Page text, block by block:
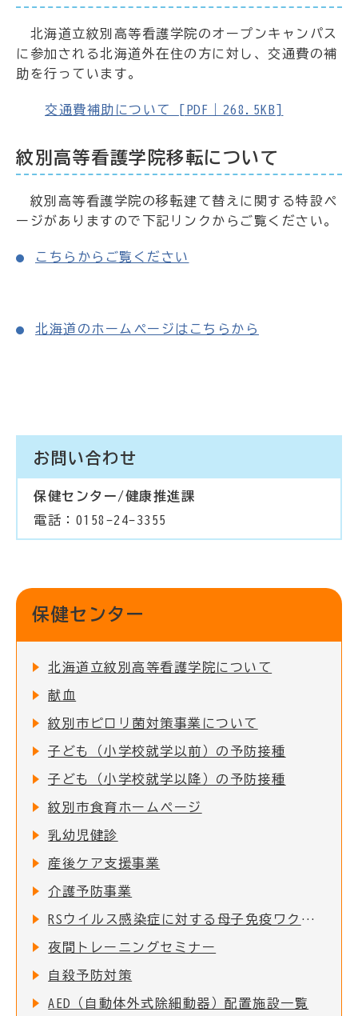
北海道立紋別高等看護学院のオープンキャンパス
に参加される北海道外在住の方に対し、交通費の補
助を行っています。
交通費補助について [PDF｜268.5KB]
紋別高等看護学院移転について
紋別高等看護学院の移転建て替えに関する特設ペ
ージがありますので下記リンクからご覧ください。
こちらからご覧ください
北海道のホームページはこちらから
お問い合わせ
保健センター/健康推進課
電話：0158-24-3355
保健センター
北海道立紋別高等看護学院について
献血
紋別市ピロリ菌対策事業について
子ども（小学校就学以前）の予防接種
子ども（小学校就学以降）の予防接種
紋別市食育ホームページ
乳幼児健診
産後ケア支援事業
介護予防事業
RSウイルス感染症に対する母子免疫ワクチンの定期接種の実施について
夜間トレーニングセミナー
自殺予防対策
AED（自動体外式除細動器）配置施設一覧